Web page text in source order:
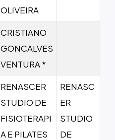
OLIVEIRA
CRISTIANO
GONCALVES
VENTURA *
RENASCER
STUDIO DE
FISIOTERAPI
A E PILATES
RENASC
ER
STUDIO
DE